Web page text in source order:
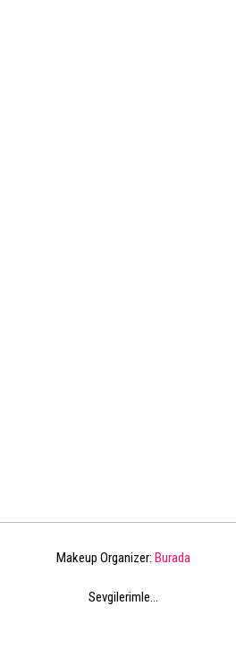
Makeup Organizer: Burada
Sevgilerimle...